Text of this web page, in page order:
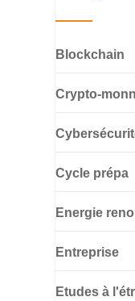
Blockchain
Crypto-
Cycle prépa
Energie
Entreprise
Etudes à